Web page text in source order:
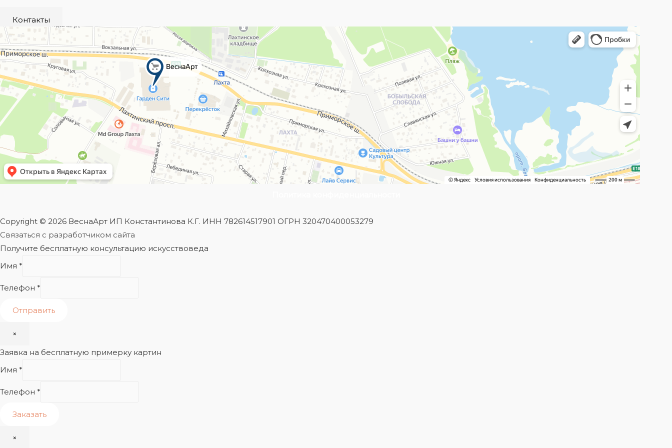
Контакты
Copyright © 2026 ВеснаАрт ИП Константинова К.Г. ИНН 782614517901 ОГРН 320470400053279
Связаться с разработчиком сайта
Получите бесплатную консультацию искусствоведа
Имя *
Телефон *
Отправить
×
Заявка на бесплатную примерку картин
Имя *
Телефон *
Заказать
×